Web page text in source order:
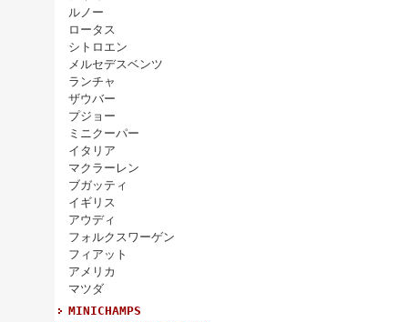
ルノー
ロータス
シトロエン
メルセデスベンツ
ランチャ
ザウバー
プジョー
ミニクーパー
イタリア
マクラーレン
ブガッティ
イギリス
アウディ
フォルクスワーゲン
フィアット
アメリカ
マツダ
MINICHAMPS